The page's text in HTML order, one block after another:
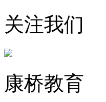
关注我们
康桥教育